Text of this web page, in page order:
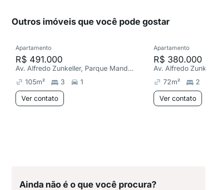
Outros imóveis que você pode gostar
Apartamento
R$ 491.000
Av. Alfredo Zunkeller, Parque Mandaqui
105m² 3
1
Ver contato
Apartamento
R$ 380.000
72m² 2
Ver contato
Ainda não é o que você procura?